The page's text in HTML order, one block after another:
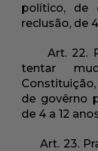
político, de
reclusão, de
Art. 22.
tentar
de govêrno
de 4 a 12
Art. 23.